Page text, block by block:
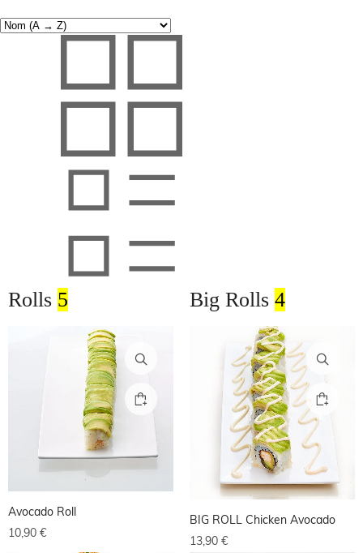
Rolls 5 Big Rolls 4
Avocado Roll
10,90 €
BIG ROLL Chicken Avocado
13,90 €